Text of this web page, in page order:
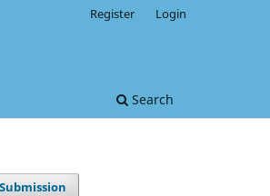
Search
Register Login